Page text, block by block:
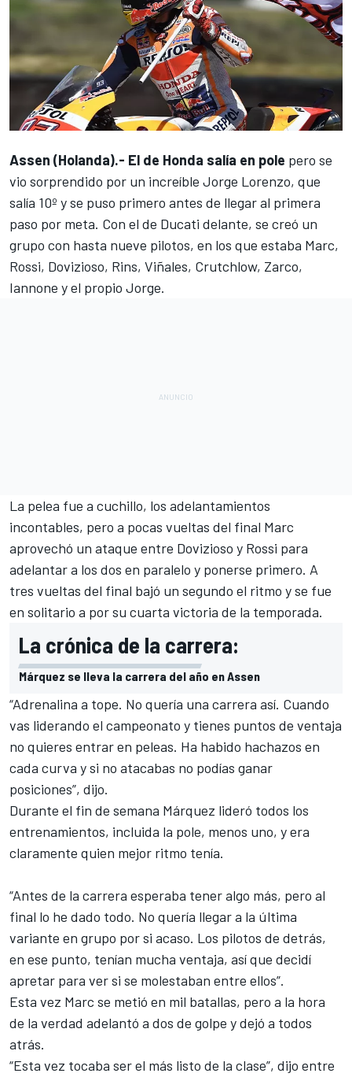
Assen (Holanda).- El de Honda salía en pole pero se
vio sorprendido por un increíble Jorge Lorenzo, que
salía 10º y se puso primero antes de llegar al primera
paso por meta. Con el de Ducati delante, se creó un
grupo con hasta nueve pilotos, en los que estaba Marc,
Rossi, Dovizioso, Rins, Viñales, Crutchlow, Zarco,
Iannone y el propio Jorge.
La pelea fue a cuchillo, los adelantamientos
incontables, pero a pocas vueltas del final Marc
aprovechó un ataque entre Dovizioso y Rossi para
adelantar a los dos en paralelo y ponerse primero. A
tres vueltas del final bajó un segundo el ritmo y se fue
en solitario a por su cuarta victoria de la temporada.
La crónica de la carrera:
Márquez se lleva la carrera del año en Assen
“Adrenalina a tope. No quería una carrera así. Cuando
vas liderando el campeonato y tienes puntos de ventaja
no quieres entrar en peleas. Ha habido hachazos en
cada curva y si no atacabas no podías ganar
posiciones”, dijo.
Durante el fin de semana Márquez lideró todos los
entrenamientos, incluida la pole, menos uno, y era
claramente quien mejor ritmo tenía.
“Antes de la carrera esperaba tener algo más, pero al
final lo he dado todo. No quería llegar a la última
variante en grupo por si acaso. Los pilotos de detrás,
en ese punto, tenían mucha ventaja, así que decidí
apretar para ver si se molestaban entre ellos”.
Esta vez Marc se metió en mil batallas, pero a la hora
de la verdad adelantó a dos de golpe y dejó a todos
atrás.
“Esta vez tocaba ser el más listo de la clase”, dijo entre